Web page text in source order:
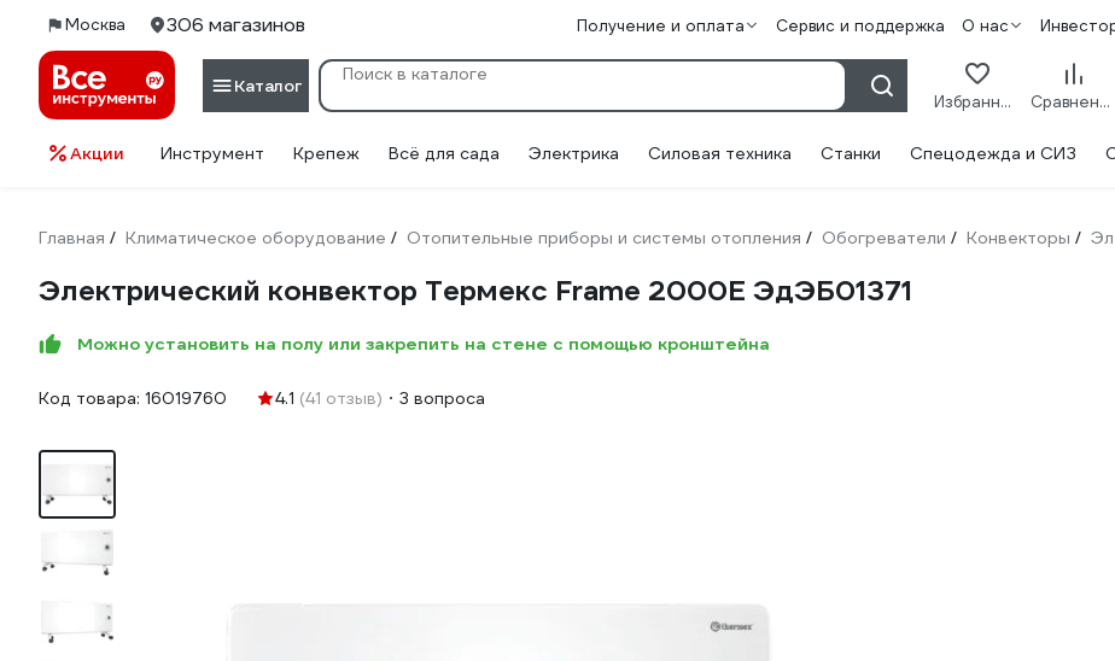
Москва 306 магазинов Получение и оплата Сервис и поддержка О нас
Каталог
Избранное Сравнение
Акции Инструмент Крепеж Всё для сада Электрика Силовая техника Станки Спецодежда и СИЗ
Главная / Климатическое оборудование / Отопительные приборы и системы отопления / Обогреватели / Конвекторы /
Электрический конвектор Термекс Frame 2000E ЭдЭБ01371
Можно установить на полу или закрепить на стене с помощью кронштейна
Код товара: 16019760 4.1 (41 отзыв) 3 вопроса